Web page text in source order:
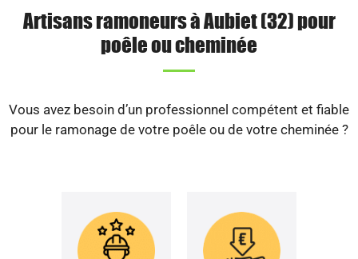
Artisans ramoneurs à Aubiet (32) pour
poêle ou cheminée
Vous avez besoin d’un professionnel compétent et fiable
pour le ramonage de votre poêle ou de votre cheminée ?